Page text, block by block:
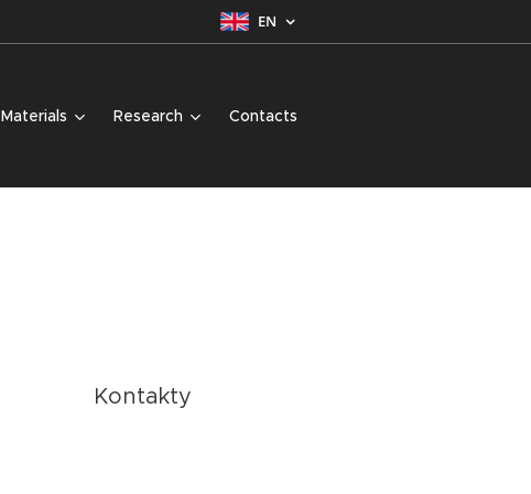
EN
Materials Research Contacts
Kontakty